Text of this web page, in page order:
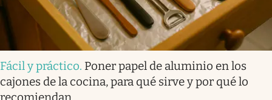
Fácil y práctico. Poner papel de aluminio en los
cajones de la cocina, para qué sirve y por qué lo